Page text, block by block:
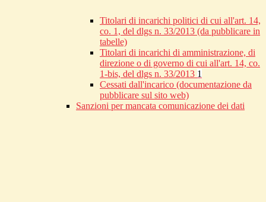
Titolari di incarichi politici di cui all'art. 14,
co. 1, del dlgs n. 33/2013 (da pubblicare in
tabelle)
Titolari di incarichi di amministrazione, di
direzione o di governo di cui all'art. 14, co.
1-bis, del dlgs n. 33/2013 1
Cessati dall'incarico (documentazione da
pubblicare sul sito web)
Sanzioni per mancata comunicazione dei dati